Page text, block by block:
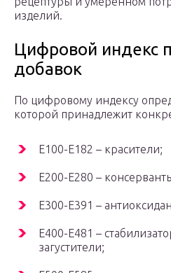
изделий.
Цифровой индекс
добавок
По цифровому индексу
которой принадлежит
Е100-Е182 – красители;
Е200-Е280 –
Е300-Е391 –
Е400-Е481 –
загустители;